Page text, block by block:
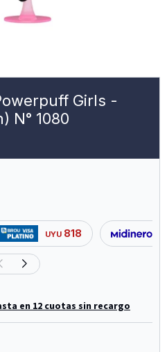
Girls -
N° 1080
UYU 818
en 12 cuotas sin recargo